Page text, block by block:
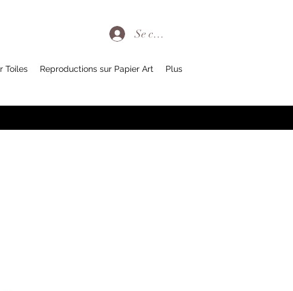
Toiles Reproductions sur Papier Art Plus
Se connecter